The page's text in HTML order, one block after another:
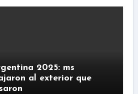
2025: ms
al exterior que